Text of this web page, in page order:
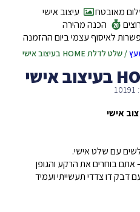
מאובטח
עיצוב אישי
הכנה מהירה
לאיסוף עצמי ביום ההזמנה
/ שלט לדלת HOME בעיצוב אישי
עם שלט אישי.
בוחרים את הרקע והגופן
דו צדדי תעשייתי ועמיד